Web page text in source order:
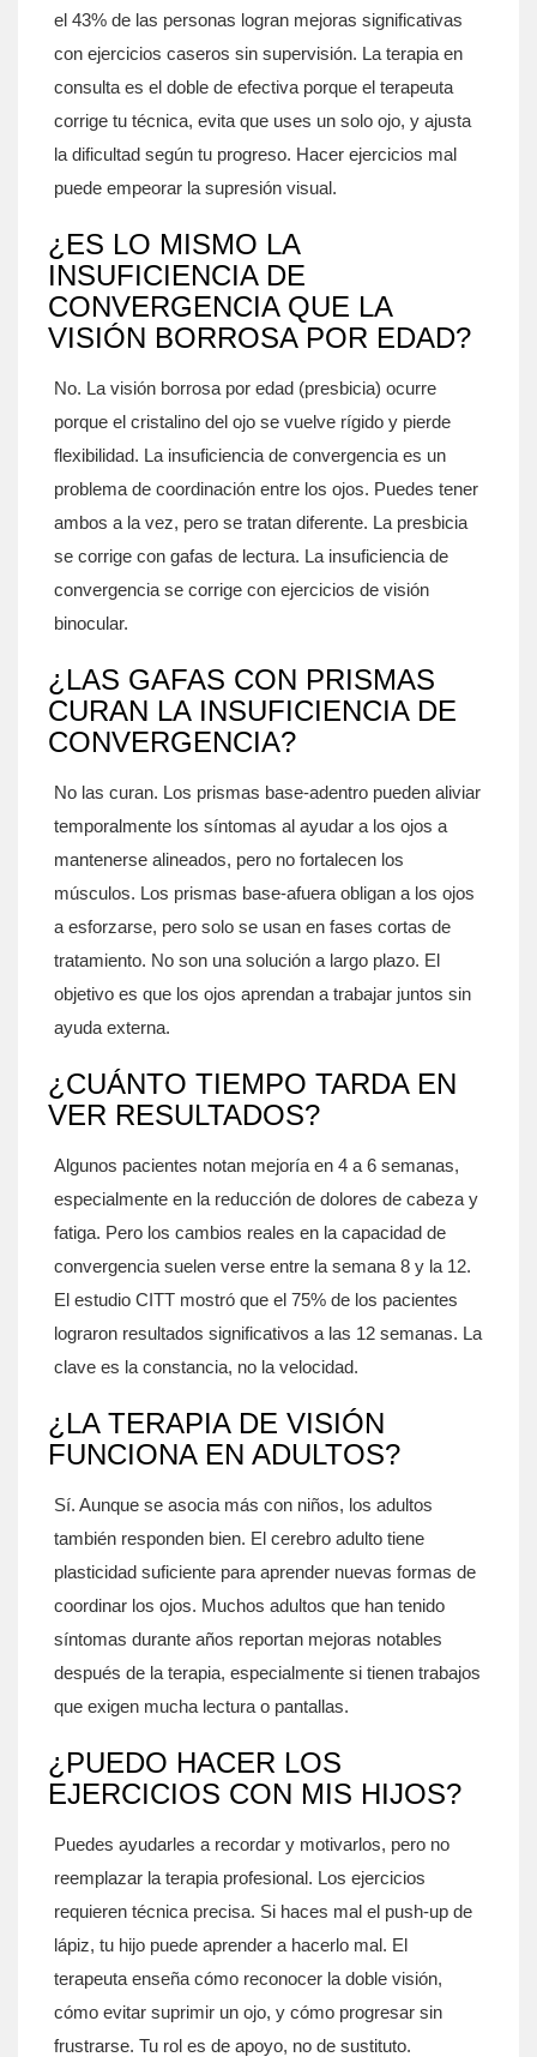
el 43% de las personas logran mejoras significativas
con ejercicios caseros sin supervisión. La terapia en
consulta es el doble de efectiva porque el terapeuta
corrige tu técnica, evita que uses un solo ojo, y ajusta
la dificultad según tu progreso. Hacer ejercicios mal
puede empeorar la supresión visual.
¿ES LO MISMO LA
INSUFICIENCIA DE
CONVERGENCIA QUE LA
VISIÓN BORROSA POR EDAD?
No. La visión borrosa por edad (presbicia) ocurre
porque el cristalino del ojo se vuelve rígido y pierde
flexibilidad. La insuficiencia de convergencia es un
problema de coordinación entre los ojos. Puedes tener
ambos a la vez, pero se tratan diferente. La presbicia
se corrige con gafas de lectura. La insuficiencia de
convergencia se corrige con ejercicios de visión
binocular.
¿LAS GAFAS CON PRISMAS
CURAN LA INSUFICIENCIA DE
CONVERGENCIA?
No las curan. Los prismas base-adentro pueden aliviar
temporalmente los síntomas al ayudar a los ojos a
mantenerse alineados, pero no fortalecen los
músculos. Los prismas base-afuera obligan a los ojos
a esforzarse, pero solo se usan en fases cortas de
tratamiento. No son una solución a largo plazo. El
objetivo es que los ojos aprendan a trabajar juntos sin
ayuda externa.
¿CUÁNTO TIEMPO TARDA EN
VER RESULTADOS?
Algunos pacientes notan mejoría en 4 a 6 semanas,
especialmente en la reducción de dolores de cabeza y
fatiga. Pero los cambios reales en la capacidad de
convergencia suelen verse entre la semana 8 y la 12.
El estudio CITT mostró que el 75% de los pacientes
lograron resultados significativos a las 12 semanas. La
clave es la constancia, no la velocidad.
¿LA TERAPIA DE VISIÓN
FUNCIONA EN ADULTOS?
Sí. Aunque se asocia más con niños, los adultos
también responden bien. El cerebro adulto tiene
plasticidad suficiente para aprender nuevas formas de
coordinar los ojos. Muchos adultos que han tenido
síntomas durante años reportan mejoras notables
después de la terapia, especialmente si tienen trabajos
que exigen mucha lectura o pantallas.
¿PUEDO HACER LOS
EJERCICIOS CON MIS HIJOS?
Puedes ayudarles a recordar y motivarlos, pero no
reemplazar la terapia profesional. Los ejercicios
requieren técnica precisa. Si haces mal el push-up de
lápiz, tu hijo puede aprender a hacerlo mal. El
terapeuta enseña cómo reconocer la doble visión,
cómo evitar suprimir un ojo, y cómo progresar sin
frustrarse. Tu rol es de apoyo, no de sustituto.